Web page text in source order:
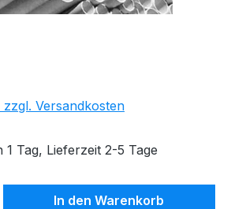
Versandkosten
1 Tag, Lieferzeit 2-5 Tage
Gib den
In den Warenkorb